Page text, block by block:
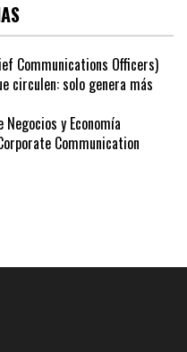
Communications Officers)
circulen: solo genera más
y Economía
Communication